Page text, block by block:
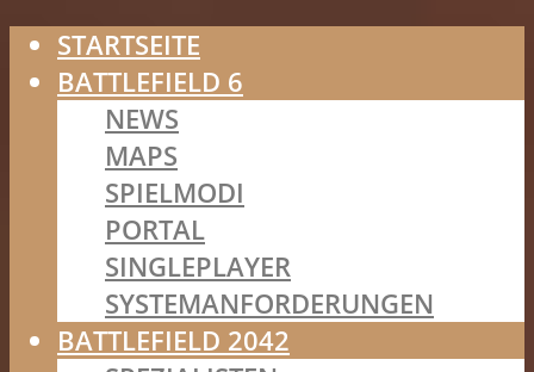
STARTSEITE
BATTLEFIELD 6
NEWS
MAPS
SPIELMODI
PORTAL
SINGLEPLAYER
SYSTEMANFORDERUNGEN
BATTLEFIELD 2042